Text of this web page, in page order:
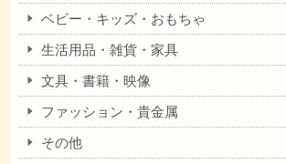
ベビー・キッズ・おもちゃ
生活用品・雑貨・家具
文具・書籍・映像
ファッション・貴金属
その他